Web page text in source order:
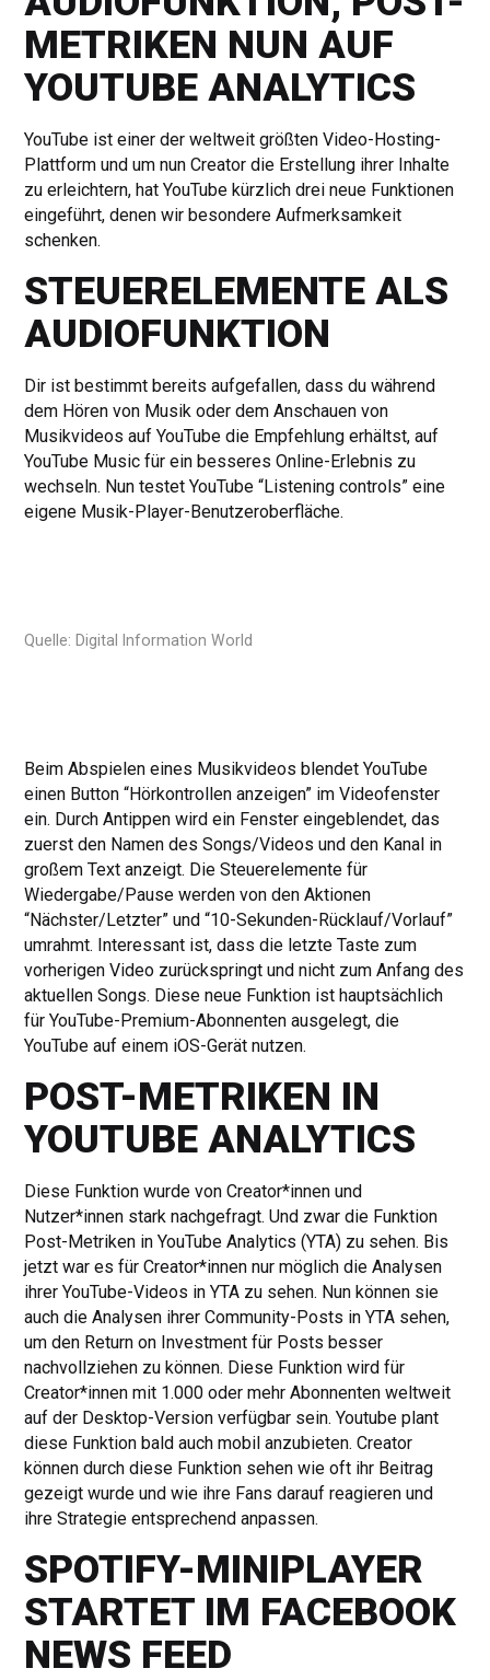
METRIKEN NUN AUF
YOUTUBE ANALYTICS
YouTube ist einer der weltweit größten Video-Hosting-
Plattform und um nun Creator die Erstellung ihrer Inhalte
zu erleichtern, hat YouTube kürzlich drei neue Funktionen
eingeführt, denen wir besondere Aufmerksamkeit
schenken.
STEUERELEMENTE ALS
AUDIOFUNKTION
Dir ist bestimmt bereits aufgefallen, dass du während
dem Hören von Musik oder dem Anschauen von
Musikvideos auf YouTube die Empfehlung erhältst, auf
YouTube Music für ein besseres Online-Erlebnis zu
wechseln. Nun testet YouTube “Listening controls” eine
eigene Musik-Player-Benutzeroberfläche.
Quelle: Digital Information World
Beim Abspielen eines Musikvideos blendet YouTube
einen Button “Hörkontrollen anzeigen” im Videofenster
ein. Durch Antippen wird ein Fenster eingeblendet, das
zuerst den Namen des Songs/Videos und den Kanal in
großem Text anzeigt. Die Steuerelemente für
Wiedergabe/Pause werden von den Aktionen
“Nächster/Letzter” und “10-Sekunden-Rücklauf/Vorlauf”
umrahmt. Interessant ist, dass die letzte Taste zum
vorherigen Video zurückspringt und nicht zum Anfang des
aktuellen Songs. Diese neue Funktion ist hauptsächlich
für YouTube-Premium-Abonnenten ausgelegt, die
YouTube auf einem iOS-Gerät nutzen.
POST-METRIKEN IN
YOUTUBE ANALYTICS
Diese Funktion wurde von Creator*innen und
Nutzer*innen stark nachgefragt. Und zwar die Funktion
Post-Metriken in YouTube Analytics (YTA) zu sehen. Bis
jetzt war es für Creator*innen nur möglich die Analysen
ihrer YouTube-Videos in YTA zu sehen. Nun können sie
auch die Analysen ihrer Community-Posts in YTA sehen,
um den Return on Investment für Posts besser
nachvollziehen zu können. Diese Funktion wird für
Creator*innen mit 1.000 oder mehr Abonnenten weltweit
auf der Desktop-Version verfügbar sein. Youtube plant
diese Funktion bald auch mobil anzubieten. Creator
können durch diese Funktion sehen wie oft ihr Beitrag
gezeigt wurde und wie ihre Fans darauf reagieren und
ihre Strategie entsprechend anpassen.
SPOTIFY-MINIPLAYER
STARTET IM FACEBOOK
NEWS FEED